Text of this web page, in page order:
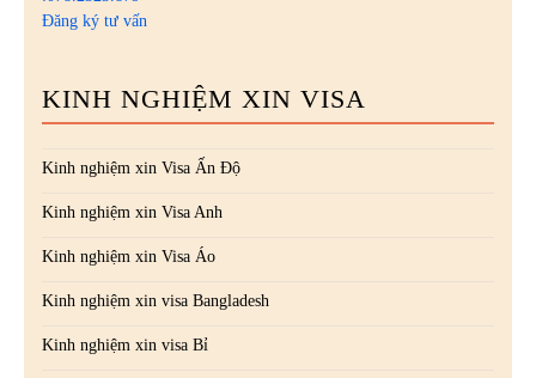
Đăng ký tư vấn
KINH NGHIỆM XIN VISA
Kinh nghiệm xin Visa Ấn Độ
Kinh nghiệm xin Visa Anh
Kinh nghiệm xin Visa Áo
Kinh nghiệm xin visa Bangladesh
Kinh nghiệm xin visa Bỉ